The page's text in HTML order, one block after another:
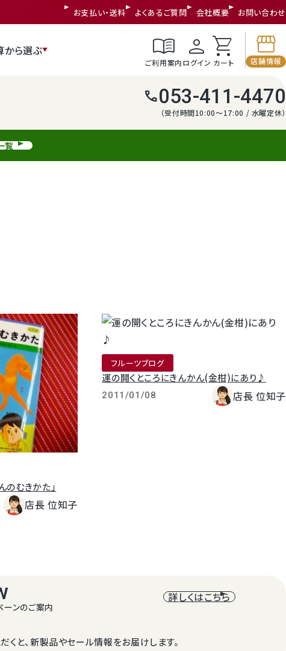
お支払い・送料 よくあるご質問 会社概要 お問い合わせ
から選ぶ menu_book
ご利用案内
person
ログイン
shopping_cart
カート
storefront
店舗情報
call053-411-4470
（受付時間10:00～17:00 / 水曜定休）
覧
のむきかた」
店長 位知子
フルーツブログ
運の開くところにきんかん(金柑)にあり♪
2011/01/08 店長 位知子
ーンのご案内
詳しくはこちら
くと、新製品やセール情報をお届けします。